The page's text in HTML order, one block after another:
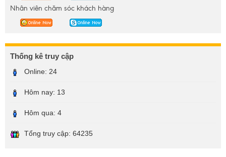
Nhân viên chăm sóc khách hàng
Thống kê truy cập
Online: 24
Hôm nay: 13
Hôm qua: 4
Tổng truy cập: 64235